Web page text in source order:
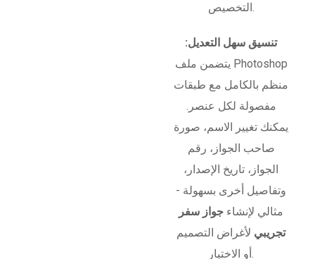
التخصيص.
تنسيق سهل التعديل:
يتضمن ملف Photoshop
منظم بالكامل مع طبقات
مفصولة لكل عنصر.
يمكنك تغيير الاسم، صورة
صاحب الجواز، رقم
الجواز، تاريخ الإصدار،
وتفاصيل أخرى بسهولة -
مثالي لإنشاء جواز سفر
تجريبي لأغراض التصميم
أو الاختبار.